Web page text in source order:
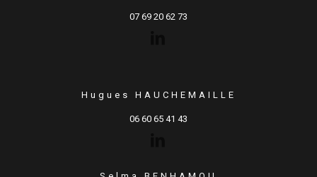
07 69 20 62 73
Hugues HAUCHEMAILLE
06 60 65 41 43